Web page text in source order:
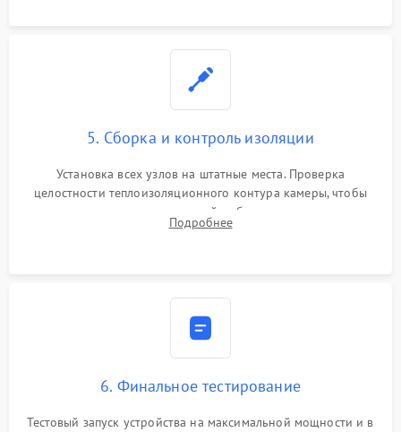
5. Сборка и контроль изоляции
Установка всех узлов на штатные места. Проверка
целостности теплоизоляционного контура камеры, чтобы
исключить перегрев кухонной мебели и потерю тепла.
Надежная фиксация клемм и сборка корпуса шкафа.
Подробнее
6. Финальное тестирование
Тестовый запуск устройства на максимальной мощности и в